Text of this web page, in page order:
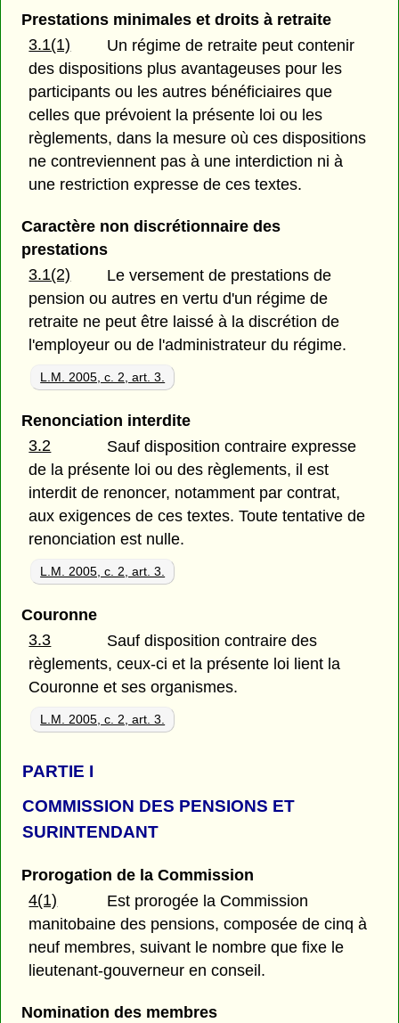
Prestations minimales et droits à retraite
3.1(1)
Un régime de retraite peut contenir
des dispositions plus avantageuses pour les
participants ou les autres bénéficiaires que
celles que prévoient la présente loi ou les
règlements, dans la mesure où ces dispositions
ne contreviennent pas à une interdiction ni à
une restriction expresse de ces textes.
Caractère non discrétionnaire des
prestations
3.1(2)
Le versement de prestations de
pension ou autres en vertu d'un régime de
retraite ne peut être laissé à la discrétion de
l'employeur ou de l'administrateur du régime.
L.M. 2005, c. 2, art. 3.
Renonciation interdite
3.2
Sauf disposition contraire expresse
de la présente loi ou des règlements, il est
interdit de renoncer, notamment par contrat,
aux exigences de ces textes. Toute tentative de
renonciation est nulle.
L.M. 2005, c. 2, art. 3.
Couronne
3.3
Sauf disposition contraire des
règlements, ceux-ci et la présente loi lient la
Couronne et ses organismes.
L.M. 2005, c. 2, art. 3.
PARTIE I
COMMISSION DES PENSIONS ET
SURINTENDANT
Prorogation de la Commission
4(1)
Est prorogée la Commission
manitobaine des pensions, composée de cinq à
neuf membres, suivant le nombre que fixe le
lieutenant-gouverneur en conseil.
Nomination des membres